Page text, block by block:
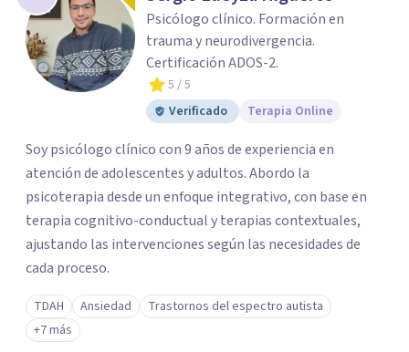
Psicólogo clínico. Formación en
trauma y neurodivergencia.
Certificación ADOS-2.
5 / 5
Verificado
Terapia Online
Soy psicólogo clínico con 9 años de experiencia en
atención de adolescentes y adultos. Abordo la
psicoterapia desde un enfoque integrativo, con base en
terapia cognitivo-conductual y terapias contextuales,
ajustando las intervenciones según las necesidades de
cada proceso.
TDAH Ansiedad
Trastornos del espectro autista
+7 más